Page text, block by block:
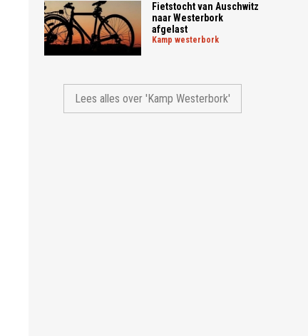
Fietstocht van Auschwitz
naar Westerbork
afgelast
kamp westerbork
Lees alles over 'Kamp Westerbork'